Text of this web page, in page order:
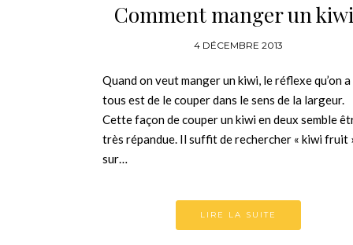
Comment manger un
4 DÉCEMBRE 2013
Quand on veut manger un kiwi, le réflexe qu’on a
tous est de le couper dans le sens de la largeur.
Cette façon de couper un kiwi en deux semble
très répandue. Il suffit de rechercher « kiwi fruit
sur…
LIRE LA SUITE